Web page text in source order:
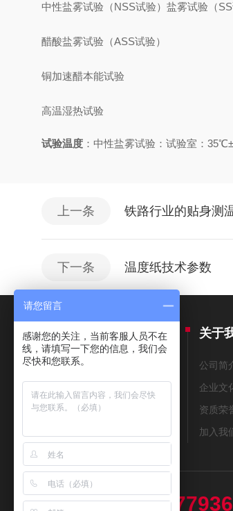
中性盐雾试验（NSS试验）盐雾试验（SS
醋酸盐雾试验（ASS试验）
铜加速醋本能试验
高温湿热试验
试验温度 ：中性盐雾试验：试验室：
上一条 铁路行业的贴身测
下一条 温度纸技术参数
产品中心
THERMAX测温纸
测温笔
关于
公司简
企业文
资质荣
加入我
热线电话：13439477936
请您留言
感谢您的关注，当前客服人员不在
线，请填写一下您的信息，我们会
尽快和您联系。